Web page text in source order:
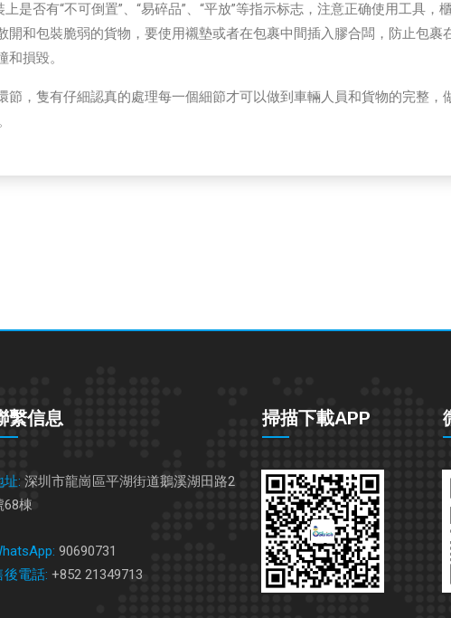
是否有“不可倒置”、“易碎品”、“平放”等指示标志，注意正确使用工具，
開和包裝脆弱的貨物，要使用襯墊或者在包裹中間插入膠合闆，防止包裹
損毀。
節，隻有仔細認真的處理每一個細節才可以做到車輛人員和貨物的完整，
繫信息
址: 深圳市龍崗區平湖街道鵝溪湖田路2
68棟
90690731
後電話: +852 21349713
掃描下載APP